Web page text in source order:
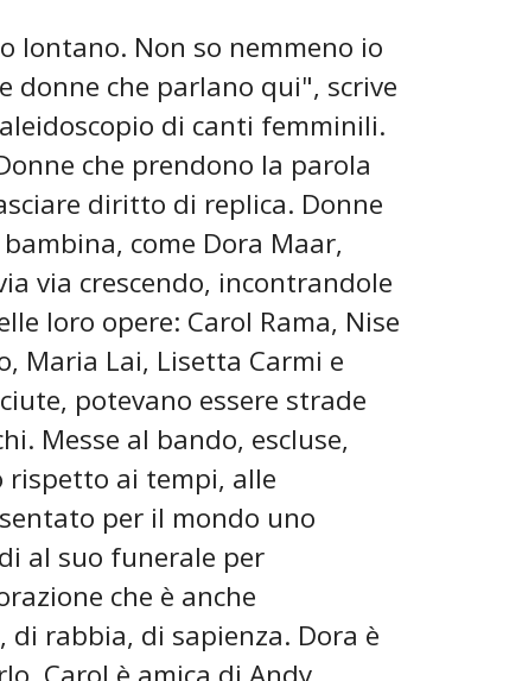
lontano. Non so nemmeno io
donne che parlano qui", scrive
di canti femminili.
che prendono la parola
diritto di replica. Donne
come Dora Maar,
via crescendo, incontrandole
loro opere: Carol Rama, Nise
Maria Lai, Lisetta Carmi e
potevano essere strade
Messe al bando, escluse,
ai tempi, alle
per il mondo uno
al suo funerale per
che è anche
rabbia, di sapienza. Dora è